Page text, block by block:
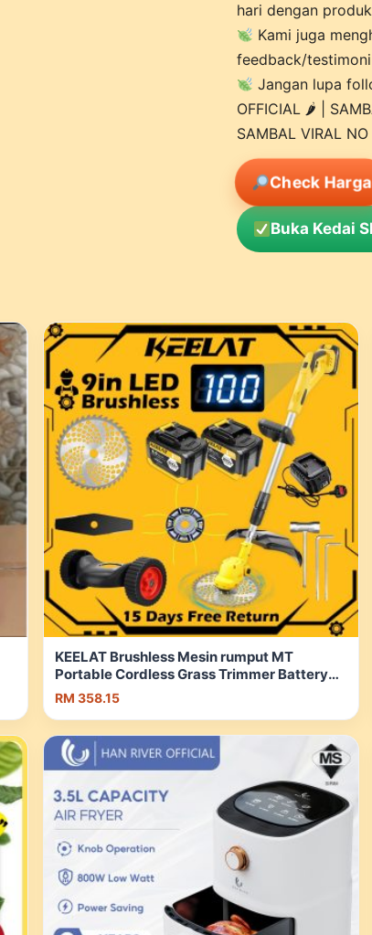
hari dengan
Kami juga
feedback/
Jangan lupa
OFFICIAL 🌶 |
SAMBAL VIRAL
Check Harga
Buka Kedai
KEELAT Brushless Mesin rumput MT
Portable Cordless Grass Trimmer Battery
Cordless Weed Eater Powered Lawn Mower
Saw | Shopee Malaysia
RM 358.15